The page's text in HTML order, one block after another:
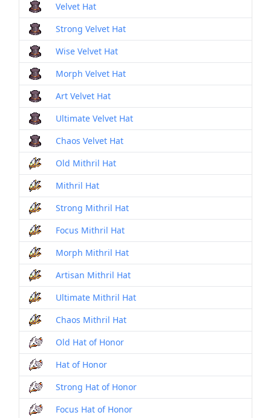
Velvet Hat
Strong Velvet Hat
Wise Velvet Hat
Morph Velvet Hat
Art Velvet Hat
Ultimate Velvet Hat
Chaos Velvet Hat
Old Mithril Hat
Mithril Hat
Strong Mithril Hat
Focus Mithril Hat
Morph Mithril Hat
Artisan Mithril Hat
Ultimate Mithril Hat
Chaos Mithril Hat
Old Hat of Honor
Hat of Honor
Strong Hat of Honor
Focus Hat of Honor